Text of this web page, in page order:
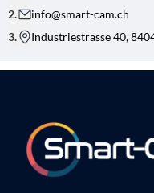
info@smart-cam.ch
Industriestrasse 40,